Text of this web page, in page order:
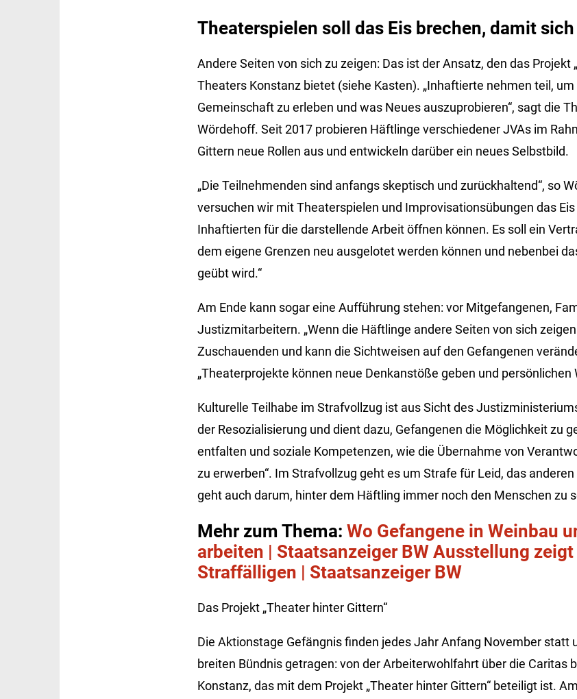
Theaterspielen soll das Eis brechen, damit
Andere Seiten von sich zu zeigen: Das ist der Ansatz, den das Projekt
Theaters Konstanz bietet (siehe Kasten). „Inhaftierte nehmen teil,
Gemeinschaft zu erleben und was Neues auszuprobieren“, sagt die
Wördehoff. Seit 2017 probieren Häftlinge verschiedener JVAs im
Gittern neue Rollen aus und entwickeln darüber ein neues Selbstbild.
„Die Teilnehmenden sind anfangs skeptisch und zurückhaltend“, so
versuchen wir mit Theaterspielen und Improvisationsübungen das
Inhaftierten für die darstellende Arbeit öffnen können. Es soll ein
dem eigene Grenzen neu ausgelotet werden können und nebenbei
geübt wird.“
Am Ende kann sogar eine Aufführung stehen: vor Mitgefangenen,
Justizmitarbeitern. „Wenn die Häftlinge andere Seiten von sich
Zuschauenden und kann die Sichtweisen auf den Gefangenen
„Theaterprojekte können neue Denkanstöße geben und persönlichen
Kulturelle Teilhabe im Strafvollzug ist aus Sicht des
der Resozialisierung und dient dazu, Gefangenen die Möglichkeit zu
entfalten und soziale Kompetenzen, wie die Übernahme von
zu erwerben“. Im Strafvollzug geht es um Strafe für Leid, das
geht auch darum, hinter dem Häftling immer noch den Menschen zu
Mehr zum Thema: Wo Gefangene in Weinbau
arbeiten | Staatsanzeiger BW Ausstellung
Straffälligen | Staatsanzeiger BW
Das Projekt „Theater hinter Gittern“
Die Aktionstage Gefängnis finden jedes Jahr Anfang November statt
breiten Bündnis getragen: von der Arbeiterwohlfahrt über die Caritas
Konstanz, das mit dem Projekt „Theater hinter Gittern“ beteiligt ist.